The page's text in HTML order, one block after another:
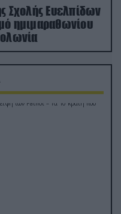
Σχολής Ευελπίδων
ημιμαραθωνίου